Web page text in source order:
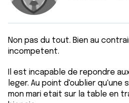
Non pas du tout. Bien au
incompetent.
Il est incapable de repondre
leger. Au point d'oublier qu'une
mon mari etait sur la table en